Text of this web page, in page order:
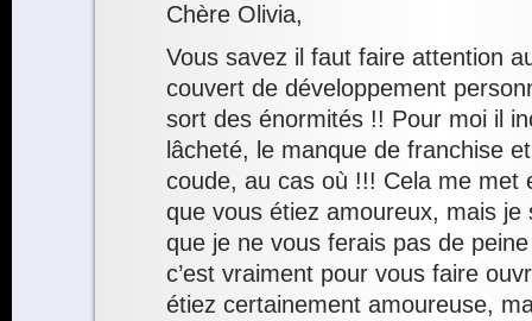
Chère Olivia,
Vous savez il faut faire attention
couvert de développement
sort des énormités !! Pour moi il
lâcheté, le manque de franchise
coude, au cas où !!! Cela me met
que vous étiez amoureux, mais je
que je ne vous ferais pas de
c’est vraiment pour vous faire
étiez certainement amoureuse,